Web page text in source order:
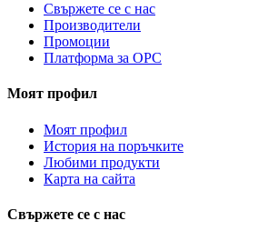
Свържете се с нас
Производители
Промоции
Платформа за ОРС
Моят профил
Моят профил
История на поръчките
Любими продукти
Карта на сайта
Свържете се с нас